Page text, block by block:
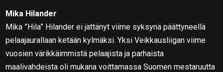
Mika Hilander
Mika ”Hila” Hilander ei jättänyt viime syksynä päättyneellä
pelaajaurallaan ketään kylmäksi. Yksi Veikkausliigan viime
vuosien värikkäimmistä pelaajista ja parhaista
maalivahdeista oli mukana voittamassa Suomen mestaruutta